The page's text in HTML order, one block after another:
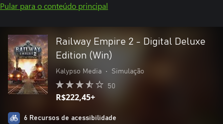
Pular para o conteúdo principal
Railway Empire 2 - Digital Deluxe
Edition (Win)
Kalypso Media • Simulação
50
R$222,45+
6 Recursos de acessibilidade